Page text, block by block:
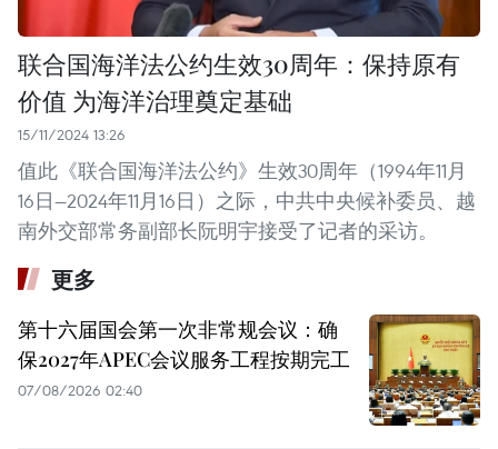
联合国海洋法公约生效30周年：保持原有
价值 为海洋治理奠定基础
15/11/2024 13:26
值此《联合国海洋法公约》生效30周年（1994年11月
16日—2024年11月16日）之际，中共中央候补委员、越
南外交部常务副部长阮明宇接受了记者的采访。
更多
第十六届国会第一次非常规会议：确
保2027年APEC会议服务工程按期完工
07/08/2026 02:40